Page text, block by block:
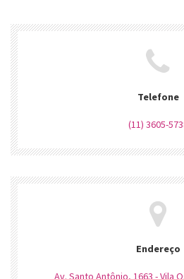
Telefone
(11) 3605-
Endereço
Av. Santo Antônio, 1663 - Vila